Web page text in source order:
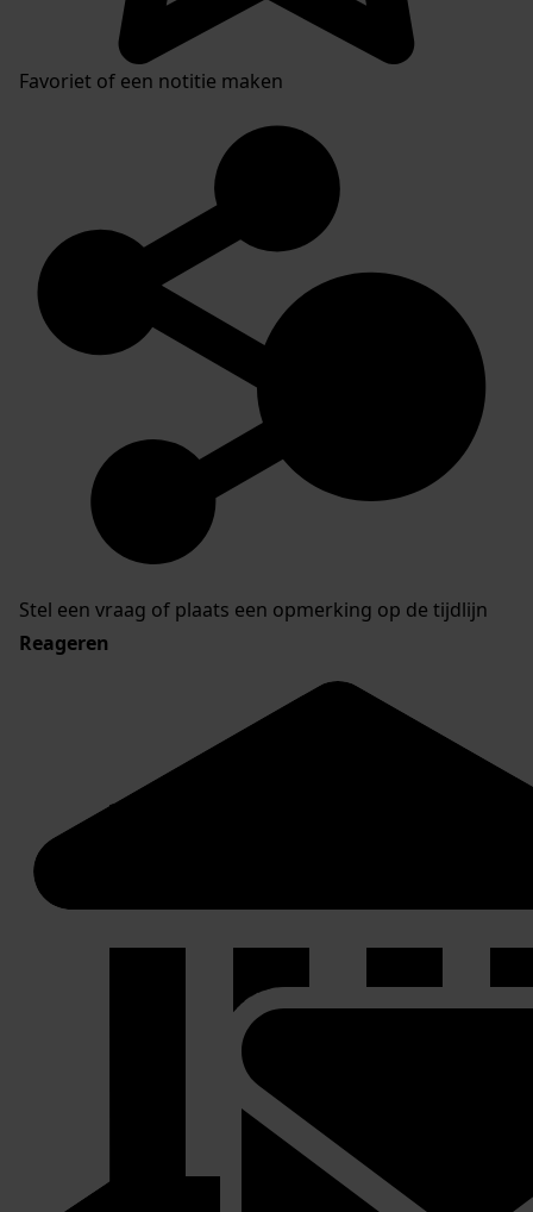
Favoriet of een notitie maken
Stel een vraag of plaats een opmerking op de tijdlijn
Reageren